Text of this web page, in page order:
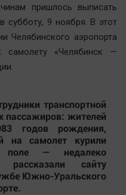
пришлось выписать
9 ноября. В этот
Челябинского аэропорта
самолету «Челябинск —
транспортной
пассажиров: жителей
годов рождения,
на самолет курили
поле — недалеко
сайту
Южно-Уральского